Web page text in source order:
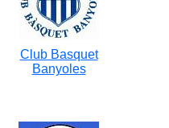
Club Basquet
Banyoles